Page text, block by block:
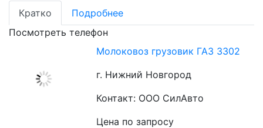
Кратко
Подробнее
Посмотреть телефон
Молоковоз грузовик ГАЗ 3302
г. Нижний Новгород
Контакт: ООО СилАвто
Цена по запросу